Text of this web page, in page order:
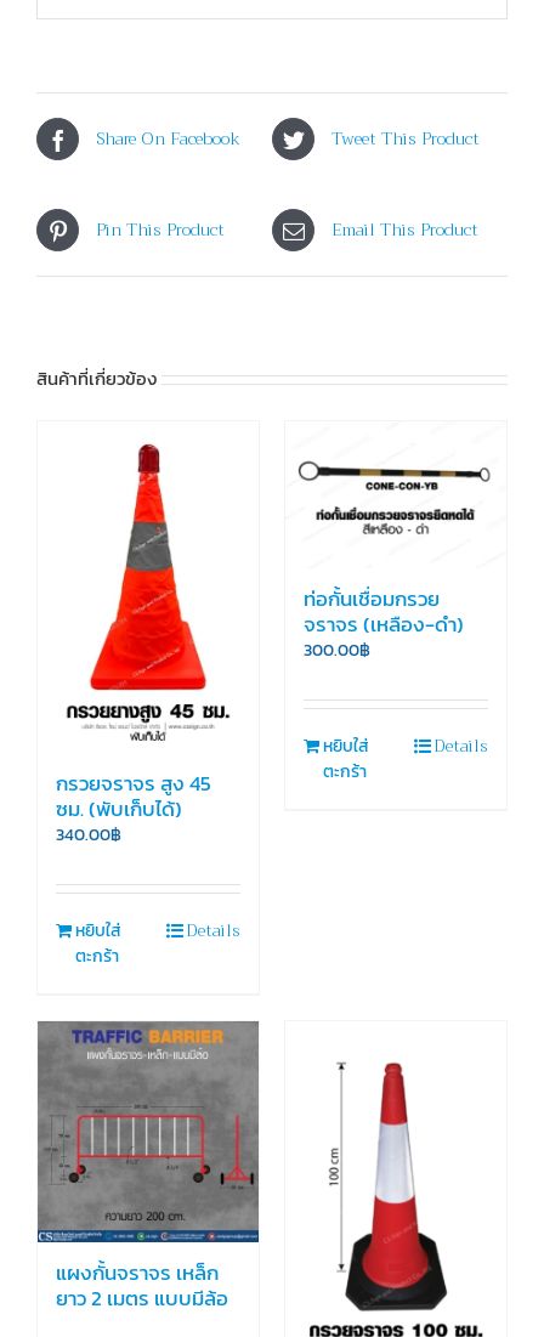
Share On Facebook Tweet This Product
Pin This Product Email This Product
สินค้าที่เกี่ยวข้อง
กรวยจราจร สูง 45
ซม. (พับเก็บได้)
340.00฿
หยิบใส่
ตะกร้า
Details
ท่อกั้นเชื่อมกรวย
จราจร (เหลือง-ดำ)
300.00฿
หยิบใส่
ตะกร้า
Details
แผงกั้นจราจร เหล็ก
ยาว 2 เมตร แบบมีล้อ